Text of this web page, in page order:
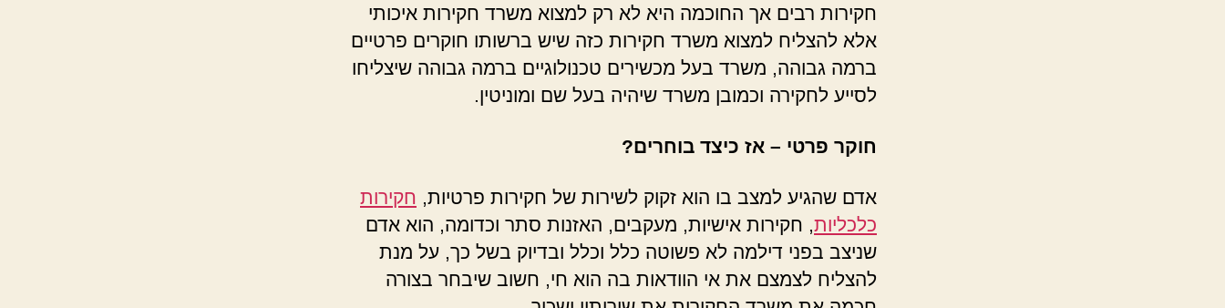
חקירות רבים אך החוכמה היא לא רק למצוא משרד חקירות איכותי
אלא להצליח למצוא משרד חקירות כזה שיש ברשותו חוקרים פרטיים
ברמה גבוהה, משרד בעל מכשירים טכנולוגיים ברמה גבוהה שיצליחו
לסייע לחקירה וכמובן משרד שיהיה בעל שם ומוניטין.
חוקר פרטי – אז כיצד בוחרים?
אדם שהגיע למצב בו הוא זקוק לשירות של חקירות פרטיות, חקירות
כלכליות, חקירות אישיות, מעקבים, האזנות סתר וכדומה, הוא אדם
שניצב בפני דילמה לא פשוטה כלל וכלל ובדיוק בשל כך, על מנת
להצליח לצמצם את אי הוודאות בה הוא חי, חשוב שיבחר בצורה